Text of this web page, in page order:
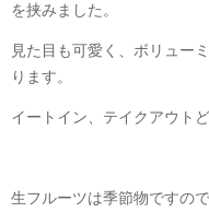
を挟みました。
見た目も可愛く、ボリュー
ります。
イートイン、テイクアウト
生フルーツは季節物ですの